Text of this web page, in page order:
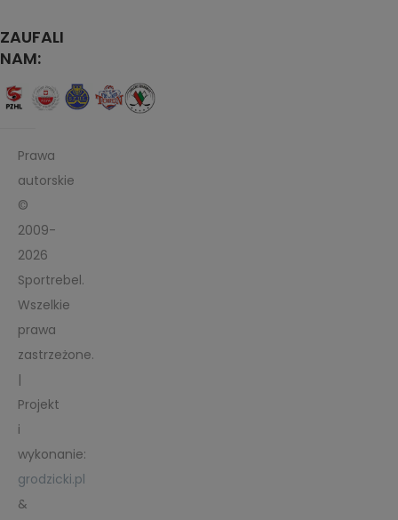
ZAUFALI
NAM:
Prawa
autorskie
©
2009-
2026
Sportrebel.
Wszelkie
prawa
zastrzeżone.
|
Projekt
i
wykonanie:
grodzicki.pl
&